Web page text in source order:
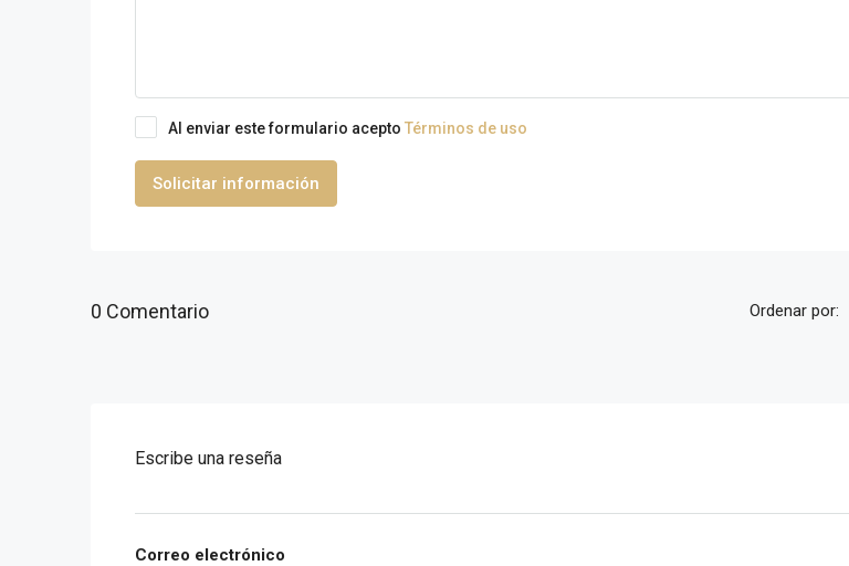
Al enviar este formulario acepto Términos de uso
Solicitar información
0 Comentario Ordenar por:
Escribe una reseña
Correo electrónico